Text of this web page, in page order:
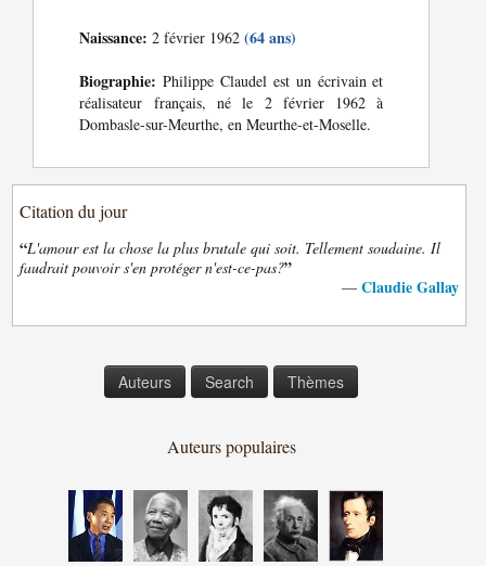
Naissance: 2 février 1962(64 ans)
Biographie: Philippe Claudel est un écrivain et
réalisateur français, né le 2 février 1962 à
Dombasle-sur-Meurthe, en Meurthe-et-Moselle.
Citation du jour
“L'amour est la chose la plus brutale qui soit. Tellement soudaine. Il
faudrait pouvoir s'en protéger n'est-ce-pas?”
— Claudie Gallay
Auteurs Search Thèmes
Auteurs populaires